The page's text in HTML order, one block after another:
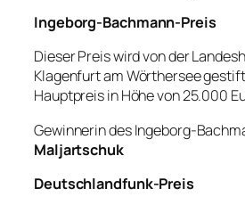
Ingeborg-Bachmann-Preis
Dieser Preis wird von der
Klagenfurt am Wörthersee
Hauptpreis in Höhe von 25.000
Gewinnerin des Ingeborg-
Maljartschuk
Deutschlandfunk-Preis